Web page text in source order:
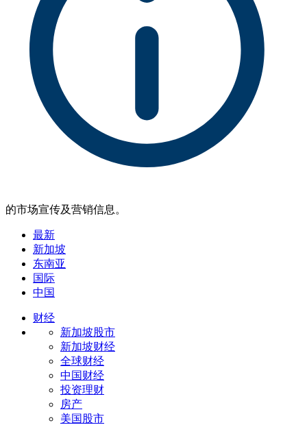
的市场宣传及营销信息。
最新
新加坡
东南亚
国际
中国
财经
新加坡股市
新加坡财经
全球财经
中国财经
投资理财
房产
美国股市